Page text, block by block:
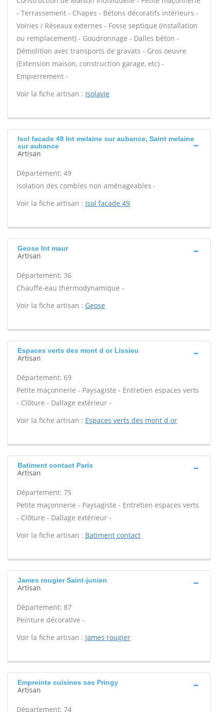
- Terrassement - Chapes - Bétons décoratifs intérieurs -
Voiries / Réseaux externes - Fosse septique (installation
ou remplacement) - Goudronnage - Dalles béton -
Démolition avec transports de gravats - Gros oeuvre
(Extension maison, construction garage, etc) -
Empierrement -
Voir la fiche artisan : Isolavie
Isol facade 49 Int melaine sur aubance, Saint melaine
sur aubance
Artisan
Département: 49
Isolation des combles non aménageables -
Voir la fiche artisan : Isol facade 49
Geose Int maur
Artisan
Département: 36
Chauffe-eau thermodynamique -
Voir la fiche artisan : Geose
Espaces verts des mont d or Lissieu
Artisan
Département: 69
Petite maçonnerie - Paysagiste - Entretien espaces verts
- Clôture - Dallage extérieur -
Voir la fiche artisan : Espaces verts des mont d or
Batiment contact Paris
Artisan
Département: 75
Petite maçonnerie - Paysagiste - Entretien espaces verts
- Clôture - Dallage extérieur -
Voir la fiche artisan : Batiment contact
James rougier Saint-junien
Artisan
Département: 87
Peinture décorative -
Voir la fiche artisan : James rougier
Empreinte cuisines sas Pringy
Artisan
Département: 74